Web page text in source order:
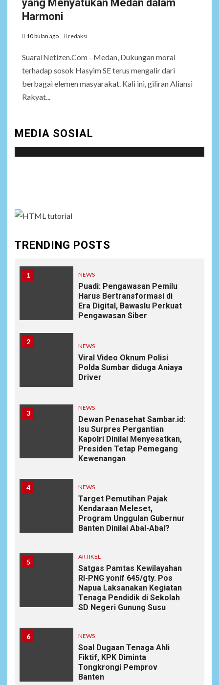
yang Menyatukan Medan dalam
Harmoni
10 bulan ago redaksi
SuaraINetizen.Com - Medan, Dukungan moral
terhadap sosok Hasyim SE terus mengalir dari
berbagai elemen masyarakat. Kali ini, giliran Aliansi
Rakyat...
MEDIA SOSIAL
TRENDING POSTS
1 NEWS
Puadi: Pengawasan Pemilu
Harus Bertransformasi di
Era Digital, Bawaslu Perkuat
Pengawasan Siber
2
NEWS
Viral Video Oknum Polisi
Polda Sumbar diduga Aniaya
Driver
3
NEWS
Dewan Penasehat Sambar.id:
Isu Surpres Pergantian
Kapolri Dinilai Menyesatkan,
Presiden Tetap Pemegang
Kewenangan
4 NEWS
Target Pemutihan Pajak
Kendaraan Meleset,
Program Unggulan Gubernur
Banten Dinilai Abal-Abal?
5
ARTIKEL
Satgas Pamtas Kewilayahan
RI-PNG yonif 645/gty. Pos
Napua Laksanakan Kegiatan
Tenaga Pendidik di Sekolah
SD Negeri Gunung Susu
6 NEWS
Soal Dugaan Tenaga Ahli
Fiktif, KPK Diminta
Tongkrongi Pemprov
Banten